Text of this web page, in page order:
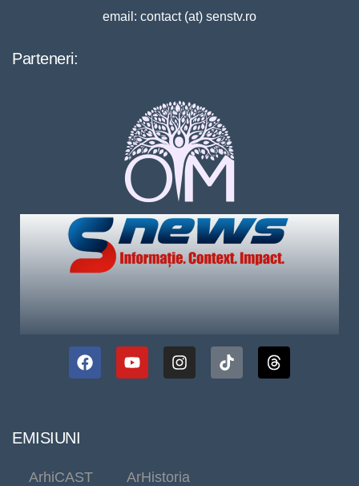
email: contact (at) senstv.ro
Parteneri:
EMISIUNI
ArhiCAST
ArHistoria